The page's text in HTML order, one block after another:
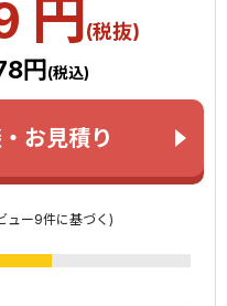
円(税抜)
円 (税込)
お見積り
ュー9件に基づく)